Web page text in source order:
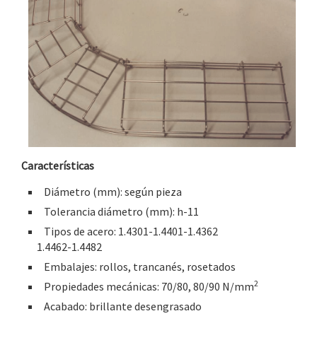
Características
Diámetro (mm): según pieza
Tolerancia diámetro (mm): h-11
Tipos de acero: 1.4301-1.4401-1.4362
1.4462-1.4482
Embalajes: rollos, trancanés, rosetados
Propiedades mecánicas: 70/80, 80/90 N/mm2
Acabado: brillante desengrasado